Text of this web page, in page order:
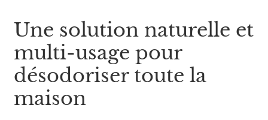
Une solution naturelle et
multi-usage pour
désodoriser toute la
maison